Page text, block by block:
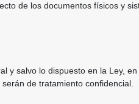
de los documentos físicos y
y salvo lo dispuesto en la Ley,
de tratamiento confidencial.